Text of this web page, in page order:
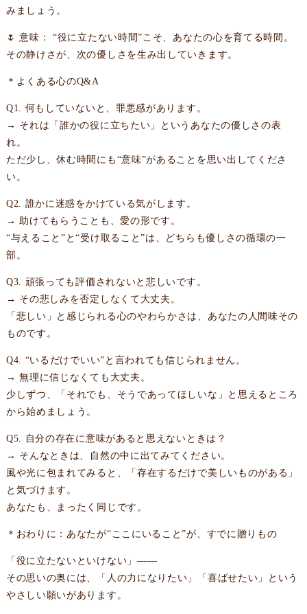
みましょう。
🌷 意味： “役に立たない時間”こそ、あなたの心を育てる時間。
その静けさが、次の優しさを生み出していきます。
＊よくある心のQ&A
Q1. 何もしていないと、罪悪感があります。
→ それは「誰かの役に立ちたい」というあなたの優しさの表
れ。
ただ少し、休む時間にも“意味”があることを思い出してくださ
い。
Q2. 誰かに迷惑をかけている気がします。
→ 助けてもらうことも、愛の形です。
“与えること”と“受け取ること”は、どちらも優しさの循環の一
部。
Q3. 頑張っても評価されないと悲しいです。
→ その悲しみを否定しなくて大丈夫。
「悲しい」と感じられる心のやわらかさは、あなたの人間味その
ものです。
Q4. “いるだけでいい”と言われても信じられません。
→ 無理に信じなくても大丈夫。
少しずつ、「それでも、そうであってほしいな」と思えるところ
から始めましょう。
Q5. 自分の存在に意味があると思えないときは？
→ そんなときは、自然の中に出てみてください。
風や光に包まれてみると、「存在するだけで美しいものがある」
と気づけます。
あなたも、まったく同じです。
＊おわりに：あなたが“ここにいること”が、すでに贈りもの
「役に立たないといけない」——
その思いの奥には、「人の力になりたい」「喜ばせたい」という
やさしい願いがあります。